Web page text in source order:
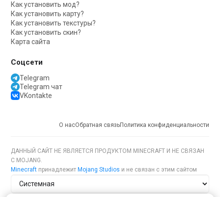
Как установить мод?
Как установить карту?
Как установить текстуры?
Как установить скин?
Карта сайта
Соцсети
Telegram
Telegram чат
VKontakte
О насОбратная связьПолитика конфиденциальности
ДАННЫЙ САЙТ НЕ ЯВЛЯЕТСЯ ПРОДУКТОМ MINECRAFT И НЕ СВЯЗАН
С MOJANG.
Minecraft принадлежит Mojang Studios и не связан с этим сайтом
Тема сайта